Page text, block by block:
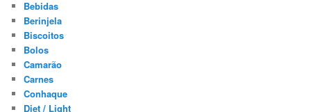
Bebidas
Berinjela
Biscoitos
Bolos
Camarão
Carnes
Conhaque
Diet / Light